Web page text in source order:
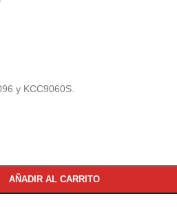
y KCC9060S.
AÑADIR AL CARRITO